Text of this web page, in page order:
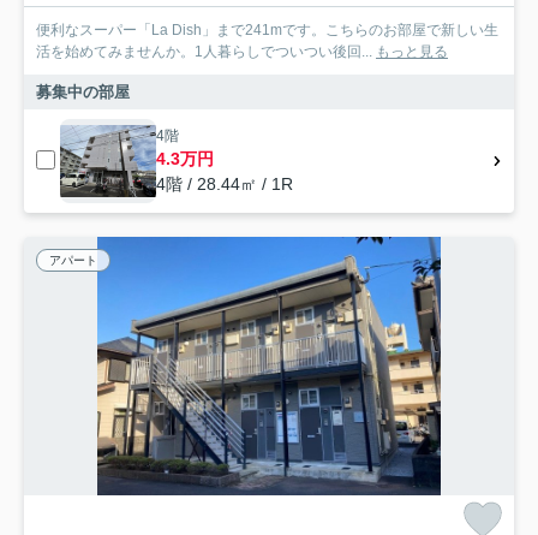
便利なスーパー「La Dish」まで241mです。こちらのお部屋で新しい生
活を始めてみませんか。1人暮らしでついつい後回...
もっと見る
募集中の部屋
4階
4.3万円
4階 / 28.44㎡ / 1R
アパート